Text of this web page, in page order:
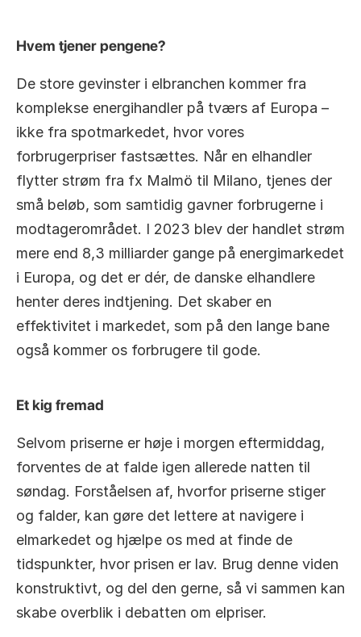
Hvem tjener pengene?
De store gevinster i elbranchen kommer fra
komplekse energihandler på tværs af Europa –
ikke fra spotmarkedet, hvor vores
forbrugerpriser fastsættes. Når en elhandler
flytter strøm fra fx Malmö til Milano, tjenes der
små beløb, som samtidig gavner forbrugerne i
modtagerområdet. I 2023 blev der handlet strøm
mere end 8,3 milliarder gange på energimarkedet
i Europa, og det er dér, de danske elhandlere
henter deres indtjening. Det skaber en
effektivitet i markedet, som på den lange bane
også kommer os forbrugere til gode.
Et kig fremad
Selvom priserne er høje i morgen eftermiddag,
forventes de at falde igen allerede natten til
søndag. Forståelsen af, hvorfor priserne stiger
og falder, kan gøre det lettere at navigere i
elmarkedet og hjælpe os med at finde de
tidspunkter, hvor prisen er lav. Brug denne viden
konstruktivt, og del den gerne, så vi sammen kan
skabe overblik i debatten om elpriser.